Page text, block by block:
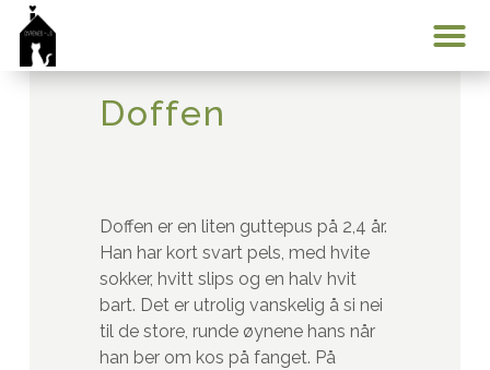
Doffen
Doffen er en liten guttepus på 2,4 år.
Han har kort svart pels, med hvite
sokker, hvitt slips og en halv hvit
bart. Det er utrolig vanskelig å si nei
til de store, runde øynene hans når
han ber om kos på fanget. På